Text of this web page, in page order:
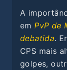
A
em PvP de
debatida.
CPS mais
golpes,